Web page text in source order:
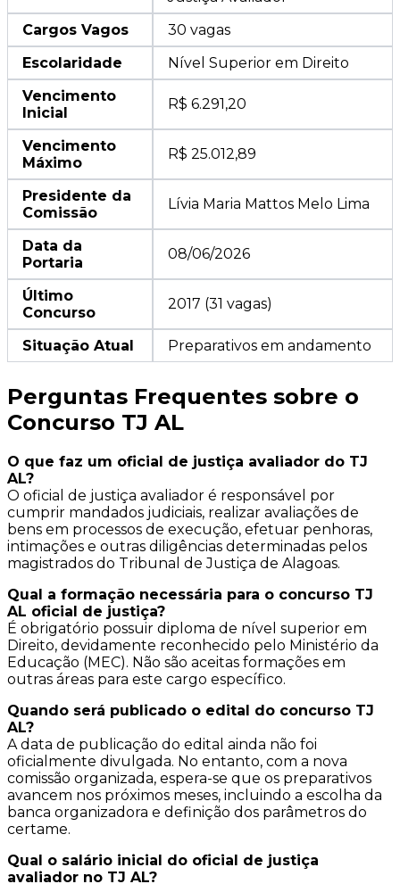
Cargos Vagos
30 vagas
Escolaridade
Nível Superior em Direito
Vencimento
Inicial
R$ 6.291,20
Vencimento
Máximo
R$ 25.012,89
Presidente da
Comissão
Lívia Maria Mattos Melo Lima
Data da
Portaria
08/06/2026
Último
Concurso
2017 (31 vagas)
Situação Atual Preparativos em andamento
Perguntas Frequentes sobre o
Concurso TJ AL
O que faz um oficial de justiça avaliador do TJ
AL?
O oficial de justiça avaliador é responsável por
cumprir mandados judiciais, realizar avaliações de
bens em processos de execução, efetuar penhoras,
intimações e outras diligências determinadas pelos
magistrados do Tribunal de Justiça de Alagoas.
Qual a formação necessária para o concurso TJ
AL oficial de justiça?
É obrigatório possuir diploma de nível superior em
Direito, devidamente reconhecido pelo Ministério da
Educação (MEC). Não são aceitas formações em
outras áreas para este cargo específico.
Quando será publicado o edital do concurso TJ
AL?
A data de publicação do edital ainda não foi
oficialmente divulgada. No entanto, com a nova
comissão organizada, espera-se que os preparativos
avancem nos próximos meses, incluindo a escolha da
banca organizadora e definição dos parâmetros do
certame.
Qual o salário inicial do oficial de justiça
avaliador no TJ AL?